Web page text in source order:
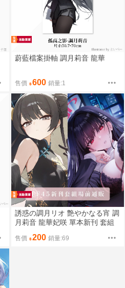
蔚藍檔案掛軸 調月莉音 龍華
售價 600 銷量:1
誘惑の調月リオ 艶やかなる宵 調
月莉音 龍華妃咲 單本新刊 套組
售價 200 銷量:69